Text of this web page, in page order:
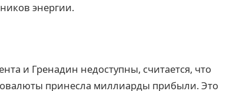
энергии.
и Гренадин недоступны, считается, что
принесла миллиарды прибыли. Это